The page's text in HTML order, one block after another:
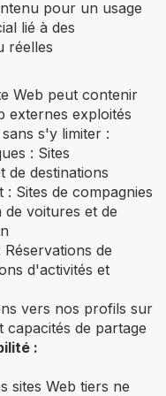
pour un usage
lié à des
réelles
Web peut contenir
externes exploités
s'y limiter :
: Sites
de destinations
Sites de compagnies
de voitures et de
de
d'activités et
vers nos profils sur
capacités de partage
:
sites Web tiers ne